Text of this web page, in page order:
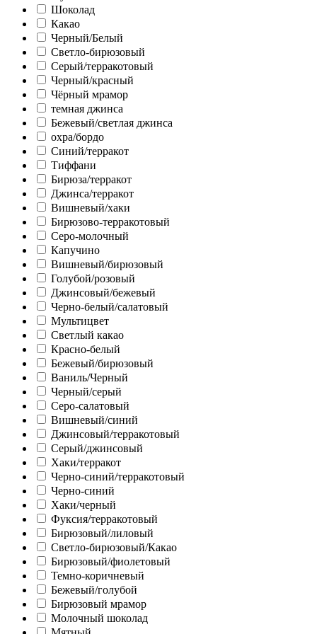
Шоколад
Какао
Черный/Белый
Светло-бирюзовый
Серый/терракотовый
Черный/красный
Чёрный мрамор
темная джинса
Бежевый/светлая джинса
охра/бордо
Синий/терракот
Тиффани
Бирюза/терракот
Джинса/терракот
Вишневый/хаки
Бирюзово-терракотовый
Серо-молочный
Капучино
Вишневый/бирюзовый
Голубой/розовый
Джинсовый/бежевый
Черно-белый/салатовый
Мультицвет
Светлый какао
Красно-белый
Бежевый/бирюзовый
Ваниль/Черный
Черный/серый
Серо-салатовый
Вишневый/синий
Джинсовый/терракотовый
Серый/джинсовый
Хаки/терракот
Черно-синий/терракотовый
Черно-синий
Хаки/черный
Фуксия/терракотовый
Бирюзовый/лиловый
Светло-бирюзовый/Какао
Бирюзовый/фиолетовый
Темно-коричневый
Бежевый/голубой
Бирюзовый мрамор
Молочный шоколад